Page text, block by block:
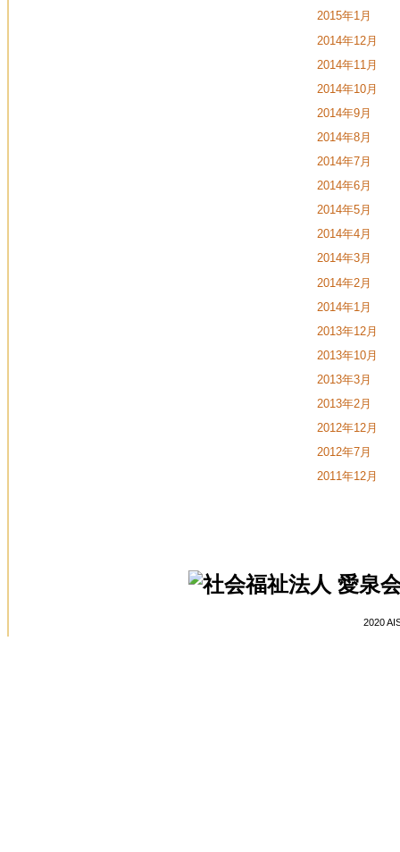
2015年1月
2014年12月
2014年11月
2014年10月
2014年9月
2014年8月
2014年7月
2014年6月
2014年5月
2014年4月
2014年3月
2014年2月
2014年1月
2013年12月
2013年10月
2013年3月
2013年2月
2012年12月
2012年7月
2011年12月
2020